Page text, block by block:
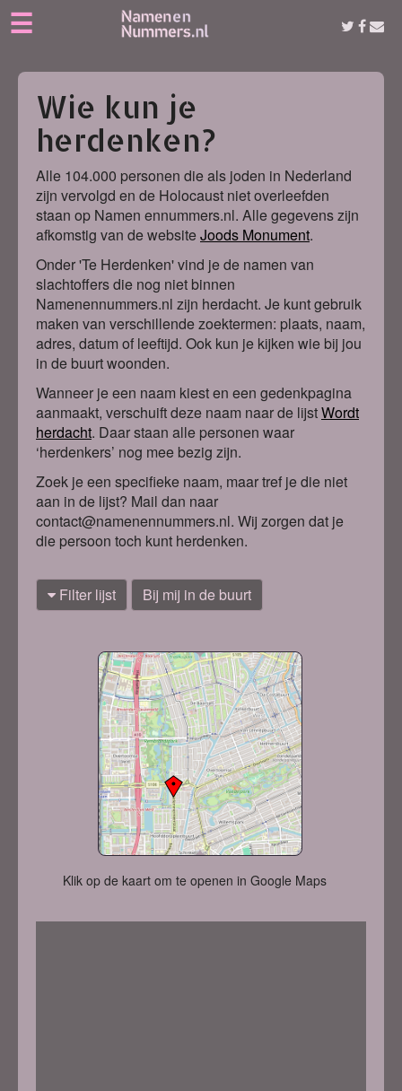
☰
Wie kun je
herdenken?
Alle 104.000 personen die als joden in Nederland
zijn vervolgd en de Holocaust niet overleefden
staan op Namen ennummers.nl. Alle gegevens zijn
afkomstig van de websiteJoods Monument.
Onder 'Te Herdenken' vind je de namen van
slachtoffers die nog niet binnen
Namenennummers.nl zijn herdacht. Je kunt gebruik
maken van verschillende zoektermen: plaats, naam,
adres, datum of leeftijd. Ook kun je kijken wie bij jou
in de buurt woonden.
Wanneer je een naam kiest en een gedenkpagina
aanmaakt, verschuift deze naam naar de lijstWordt
herdacht. Daar staan alle personen waar
‘herdenkers’ nog mee bezig zijn.
Zoek je een specifieke naam, maar tref je die niet
aan in de lijst? Mail dan naar
contact@namenennummers.nl. Wij zorgen dat je
die persoon toch kunt herdenken.
Filter lijst Bij mij in de buurt
Klik op de kaart om te openen in Google Maps